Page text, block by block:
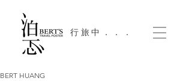
​行旅中．．．
BERT HUANG